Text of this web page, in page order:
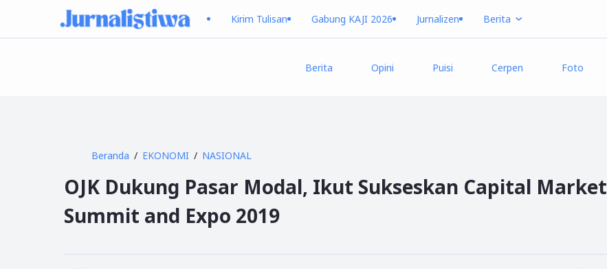
Kirim Tulisan Gabung KAJI 2026 Jurnalizen Berita
Berita Opini Puisi Cerpen Foto
Beranda EKONOMI NASIONAL
OJK Dukung Pasar Modal, Ikut Sukseskan Capital Market
Summit and Expo 2019